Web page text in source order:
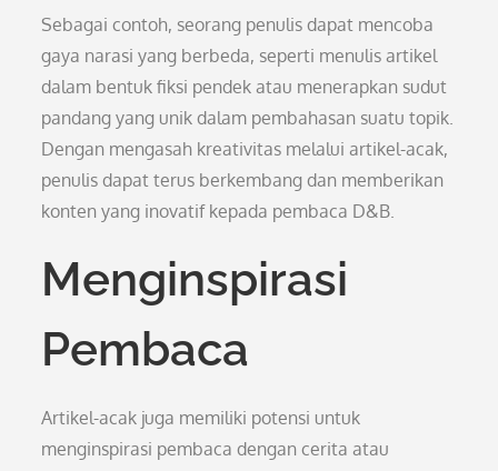
Sebagai contoh, seorang penulis dapat mencoba
gaya narasi yang berbeda, seperti menulis artikel
dalam bentuk fiksi pendek atau menerapkan sudut
pandang yang unik dalam pembahasan suatu topik.
Dengan mengasah kreativitas melalui artikel-acak,
penulis dapat terus berkembang dan memberikan
konten yang inovatif kepada pembaca D&B.
Menginspirasi
Pembaca
Artikel-acak juga memiliki potensi untuk
menginspirasi pembaca dengan cerita atau